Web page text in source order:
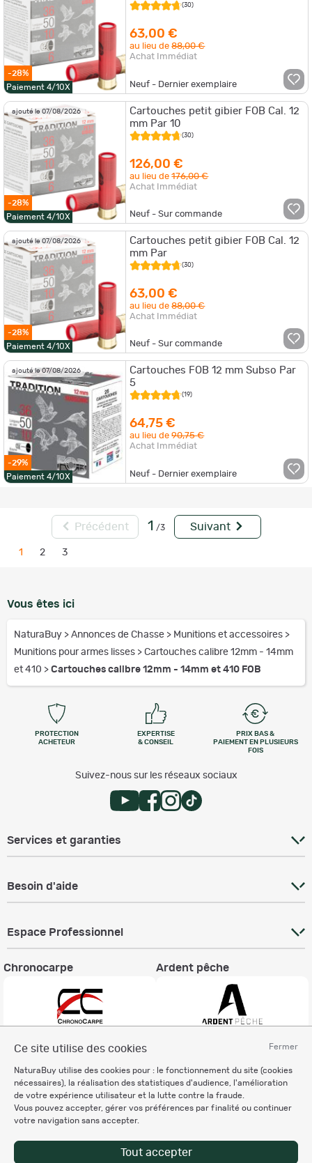
Fermer
Ce site utilise des cookies
NaturaBuy utilise des cookies pour : le fonctionnement du site (cookies
nécessaires), la réalisation des statistiques d'audience, l'amélioration
de votre expérience utilisateur et la lutte contre la fraude.
Vous pouvez accepter, gérer vos préférences par finalité ou continuer
votre navigation sans accepter.
Tout accepter
-28%
Paiement 4/10X
(30)
63,00 €
au lieu de88,00 €
Achat Immédiat
Neuf - Dernier exemplaire
ajouté le 07/08/2026
-28%
Paiement 4/10X
Cartouches petit gibier FOB Cal. 12
mm Par 10
(30)
126,00 €
au lieu de176,00 €
Achat Immédiat
Neuf - Sur commande
ajouté le 07/08/2026
-28%
Paiement 4/10X
Cartouches petit gibier FOB Cal. 12
mm Par
(30)
63,00 €
au lieu de88,00 €
Achat Immédiat
Neuf - Sur commande
ajouté le 07/08/2026
-29%
Paiement 4/10X
Cartouches FOB 12 mm Subso Par
5
(19)
64,75 €
au lieu de90,75 €
Achat Immédiat
Neuf - Dernier exemplaire
Précédent 1 /3 Suivant
1 2 3
Vous êtes ici
NaturaBuy > Annonces de Chasse > Munitions et accessoires >
Munitions pour armes lisses > Cartouches calibre 12mm - 14mm
et 410 > Cartouches calibre 12mm - 14mm et 410 FOB
PROTECTION
ACHETEUR
EXPERTISE
& CONSEIL
PRIX BAS &
PAIEMENT EN PLUSIEURS
FOIS
Suivez-nous sur les réseaux sociaux
Services et garanties
Besoin d'aide
Espace Professionnel
Chronocarpe Ardent pêche
Charte éthique
Mentions légales
Règlement & Conditions d'utilisation
Politique de protection
des données personnelles
Personnalisation des cookies